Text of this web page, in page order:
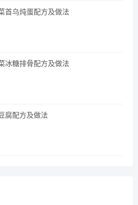
首乌炖蛋配方及做法
冰糖排骨配方及做法
腐配方及做法